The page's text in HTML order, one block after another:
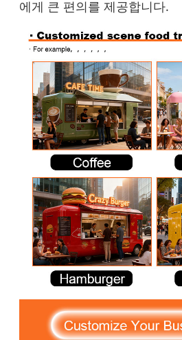
에게 큰 편의를 제공합니다.